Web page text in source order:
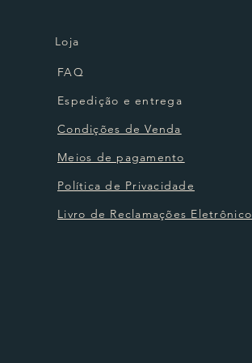
Loja
FAQ
Espedição e entrega
Condições de Venda
Meios de pagamento
Política de Privacidade
Livro de Reclamações Eletrônico